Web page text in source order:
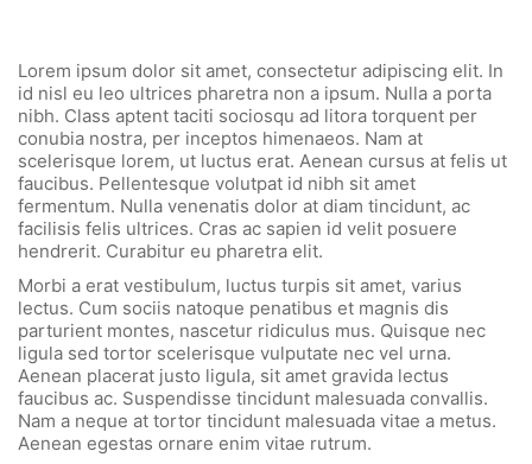
Lorem ipsum dolor sit amet, consectetur adipiscing elit. In
id nisl eu leo ultrices pharetra non a ipsum. Nulla a porta
nibh. Class aptent taciti sociosqu ad litora torquent per
conubia nostra, per inceptos himenaeos. Nam at
scelerisque lorem, ut luctus erat. Aenean cursus at felis ut
faucibus. Pellentesque volutpat id nibh sit amet
fermentum. Nulla venenatis dolor at diam tincidunt, ac
facilisis felis ultrices. Cras ac sapien id velit posuere
hendrerit. Curabitur eu pharetra elit.
Morbi a erat vestibulum, luctus turpis sit amet, varius
lectus. Cum sociis natoque penatibus et magnis dis
parturient montes, nascetur ridiculus mus. Quisque nec
ligula sed tortor scelerisque vulputate nec vel urna.
Aenean placerat justo ligula, sit amet gravida lectus
faucibus ac. Suspendisse tincidunt malesuada convallis.
Nam a neque at tortor tincidunt malesuada vitae a metus.
Aenean egestas ornare enim vitae rutrum.